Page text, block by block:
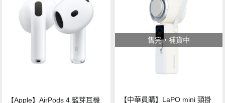
【Apple】AirPods 4 藍芽耳機
售完，補貨中
【中華員購】LaPO mini 頸掛